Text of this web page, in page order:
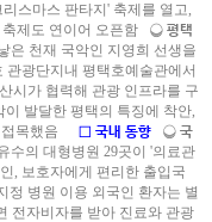
스마스 판타지' 축제를 열고,
제도 연이어 오픈함
❍ 평택
은 천재 국악인 지영희 선생을
관광단지내 평택호예술관에서
시가 협력해 관광 인프라를 구
발달한 평택의 특징에 착안,
목했음
□ 국내 동향
❍ 국
수의 대형병원 29곳이 '의료관
, 보호자에게 편리한 출입국
정 병원 이용 외국인 환자는 별
전자비자를 받아 진료와 관광